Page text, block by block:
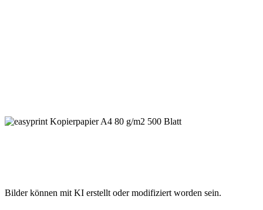
Bilder können mit KI erstellt oder modifiziert worden sein.